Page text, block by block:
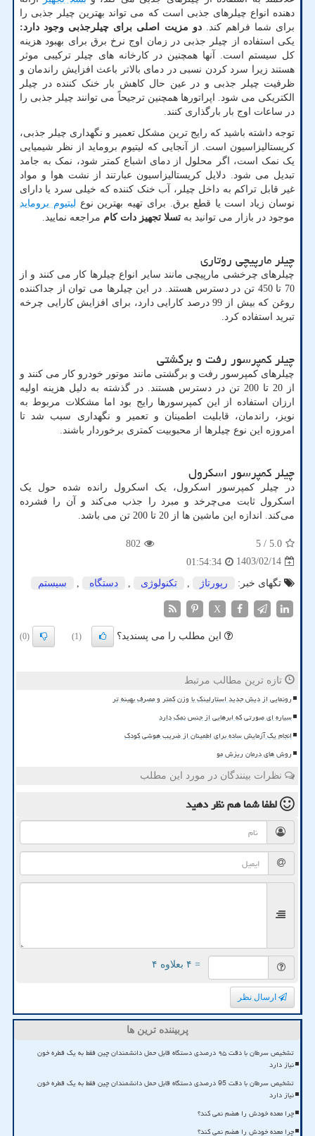
دهنده انواع چیلرهای جذبی است که می تواند بهترین چیلر جذبی را
برای شما فراهم کند.دو مزیت اصلی برای چیلرجذبی وجود دارد:
یکی استفاده از چیلر جذبی در زمان اوج نرخ برق برای بهبود هزینه
کل سیستم است. آنها همچنین در کارخانه های چیلر ترکیبی موثر
هستند زیرا سرد کردن نسبی در دمای بالاتر باعث افزایش راندمان و
ظرفیت چیلر جذبی و در عین حال کاهش بار خنک کننده در چیلر
الکتریکی می شود. اپراتورها همچنین ترجیحاً می توانند چیلر جذبی را
در ساعات اوج بار بارگذاری کنند.
توجه داشته باشید که رایج ترین مشکل تعمیر و نگهداری چیلر جذبی،
کریستالیزاسیون است. از آنجایی که لیتیوم بروماید از نظر شیمیایی
یک نمک است، اگر محلول از دمای اشباع کمتر شود، نمک به جامد
تبدیل می شود. دلایل کریستالیزاسیون عبارتند از نشت هوا و مواد
غیر قابل تراکم به داخل چیلر، آب خنک کننده که خیلی سرد یا دارای
نوسان زیاد است یا قطع برق. برای تهیه بهترین نوع لیتیوم بروماید
موجود در بازار می توانید به تسلا تجهیز دات کام مراجعه نمایید.
چیلر مارپیچی روتاری
چیلرهای چرخشی مارپیچی مانند سایر انواع چیلرها کار می کنند و از
70 تا 450 تن در دسترس هستند. در این چیلرها می توان از جداکننده
روغن که بیش از 99 درصد کارایی دارد، برای افزایش کارایی چرخه
تبرید استفاده کرد.
چیلر کمپرسور رفت و برگشتی
چیلرهای کمپرسور رفت و برگشتی مانند موتور خودرو کار می کنند و
از 20 تا 200 تن در دسترس هستند. در گذشته به دلیل هزینه اولیه
ارزان استفاده از این کمپرسورها رایج بود اما مشکلات مربوط به
نویز، راندمان، قابلیت اطمینان و تعمیر و نگهداری سبب شد تا
امروزه این نوع چیلرها از محبوبیت کمتری برخوردار باشند.
چیلر کمپرسور اسکرول
در چیلر کمپرسور اسکرول، یک اسکرول رانده شده حول یک
اسکرول ثابت می‌چرخد و مبرد را جذب می‌کند و آن را فشرده
می‌کند. اندازه این ماشین ها از 20 تا 200 تن می باشد.
5.0
/ 5
802
1403/02/14
01:54:34
تگهای خبر:
رپورتاژ , تكنولوژی , دستگاه , سیستم
X
این مطلب را می پسندید؟ (1)
(0)
تازه ترین مطالب مرتبط
رونمایی از دیش جدید استارلینک با وزن کمتر و مصرف بهینه تر
سیاره ای صورتی که ابرهایی از جنس نمک دارد
انجام یک آزمایش ساده برای اطمینان از ضریب هوشی کودک
روش های درمان ریزش مو
نظرات بینندگان در مورد این مطلب
لطفا شما همنظر دهید
= ۴ بعلاوه ۴
ارسال نظر
پربیننده ترین ها
تشخیص سرطان با دقت ۹۵ درصدی دستگاه قابل حمل دانشمندان چین فقط به یک قطره خون
نیاز دارد
تشخیص سرطان با دقت 95 درصدی دستگاه قابل حمل دانشمندان چین فقط به یک قطره خون
نیاز دارد
چرا معده خودش را هضم نمی کند؟
چرا معده خودش را هضم نمی کند؟